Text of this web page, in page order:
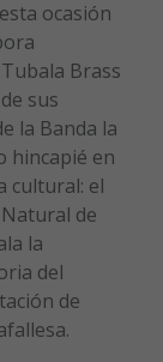
ocasión
Brass
sus
la Banda la
hincapié en
cultural: el
de
la
del
de